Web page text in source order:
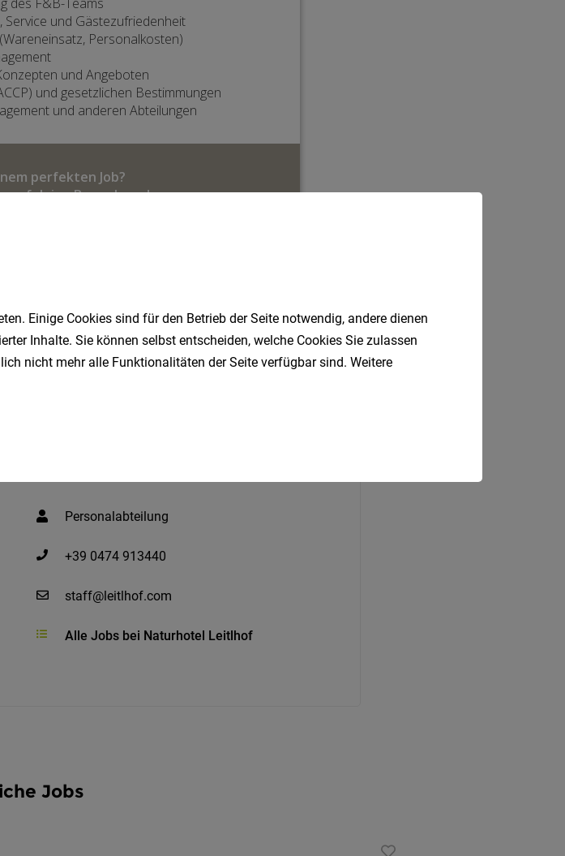
Personalabteilung
+39 0474 913440
staff@leitlhof.com
Alle Jobs bei Naturhotel Leitlhof
Jobs
Einige Cookies sind für den Betrieb der Seite notwendig, andere dienen
Inhalte. Sie können selbst entscheiden, welche Cookies Sie zulassen
nicht mehr alle Funktionalitäten der Seite verfügbar sind. Weitere